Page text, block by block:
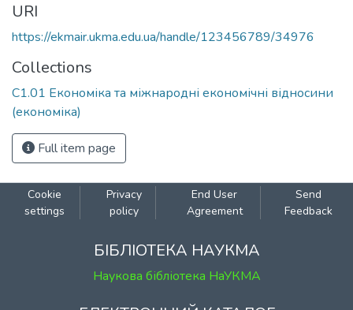
URI
https://ekmair.ukma.edu.ua/handle/123456789/34976
Collections
С1.01 Економіка та міжнародні економічні відносини
(економіка)
Full item page
Cookie
settings
Privacy
policy
End User
Agreement
Send
Feedback
БІБЛІОТЕКА НАУКМА
Наукова бібліотека НаУКМА